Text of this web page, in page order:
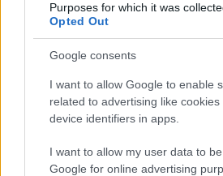
Purposes for which it was
Opted Out
Google consents
I want to allow Google to enable
related to advertising like
device identifiers in apps.
I want to allow my user data to
Google for online advertising
CRÓNICA